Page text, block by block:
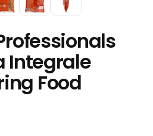
Integrale
Food